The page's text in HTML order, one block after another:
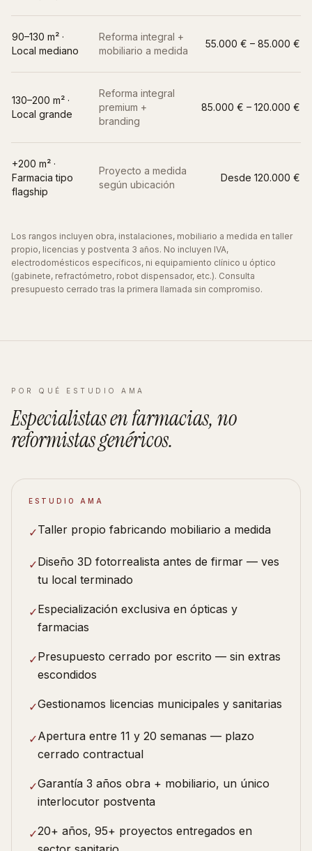
90–130 m² ·
Local mediano
Reforma integral +
mobiliario a medida
55.000 € – 85.000 €
130–200 m² ·
Local grande
Reforma integral
premium +
branding
85.000 € – 120.000 €
+200 m² ·
Farmacia tipo
flagship
Proyecto a medida
según ubicación
Desde 120.000 €
Los rangos incluyen obra, instalaciones, mobiliario a medida en taller
propio, licencias y postventa 3 años. No incluyen IVA,
electrodomésticos específicos, ni equipamiento clínico u óptico
(gabinete, refractómetro, robot dispensador, etc.). Consulta
presupuesto cerrado tras la primera llamada sin compromiso.
POR QUÉ ESTUDIO AMA
Especialistas enfarmacias, no
reformistasgenéricos.
ESTUDIO AMA
✓Taller propio fabricando mobiliario a medida
✓Diseño 3D fotorrealista antes de firmar — ves
tu local terminado
✓Especialización exclusiva en ópticas y
farmacias
✓Presupuesto cerrado por escrito — sin extras
escondidos
✓Gestionamos licencias municipales y sanitarias
✓Apertura entre 11 y 20 semanas — plazo
cerrado contractual
✓Garantía 3 años obra + mobiliario, un único
interlocutor postventa
✓20+ años, 95+ proyectos entregados en